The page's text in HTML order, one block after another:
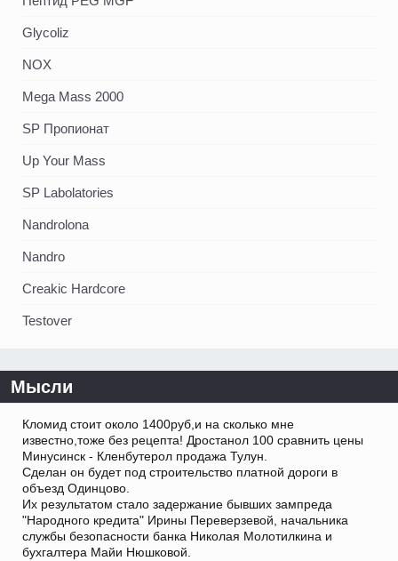
Glycoliz
NOX
Mega Mass 2000
SP Пропионат
Up Your Mass
SP Labolatories
Nandrolona
Nandro
Creakic Hardcore
Testover
Мысли
Кломид стоит около 1400руб,и на сколько мне
известно,тоже без рецепта! Дростанол 100 сравнить цены
Минусинск - Кленбутерол продажа Тулун.
Сделан он будет под строительство платной дороги в
объезд Одинцово.
Их результатом стало задержание бывших зампреда
"Народного кредита" Ирины Переверзевой, начальника
службы безопасности банка Николая Молотилкина и
бухгалтера Майи Нюшковой.